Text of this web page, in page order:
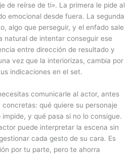
de reírse de ti». La primera le pide al
emocional desde fuera. La segunda
algo que perseguir, y el enfado sale
natural de intentar conseguir ese
entre dirección de resultado y
vez que la interiorizas, cambia por
indicaciones en el set.
comunicarle al actor, antes
qué quiere su personaje
y qué pasa si no lo consigue.
puede interpretar la escena sin
cada gesto de su cara. Es
por tu parte, pero te ahorra